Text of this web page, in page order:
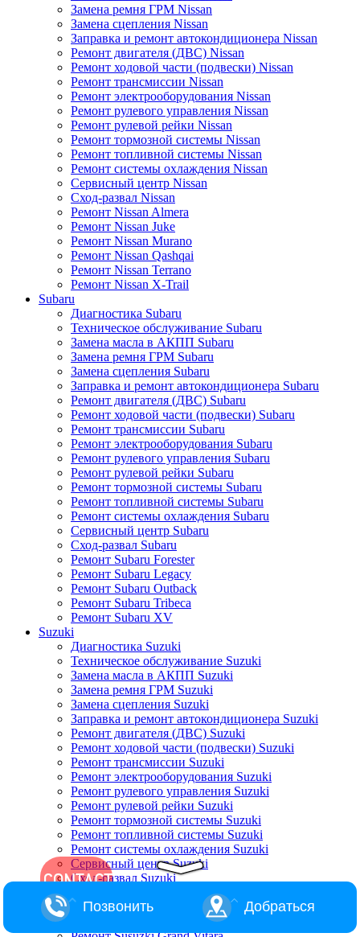
Замена ремня ГРМ Nissan
Замена сцепления Nissan
Заправка и ремонт автокондиционера Nissan
Ремонт двигателя (ДВС) Nissan
Ремонт ходовой части (подвески) Nissan
Ремонт трансмиссии Nissan
Ремонт электрооборудования Nissan
Ремонт рулевого управления Nissan
Ремонт рулевой рейки Nissan
Ремонт тормозной системы Nissan
Ремонт топливной системы Nissan
Ремонт системы охлаждения Nissan
Сервисный центр Nissan
Сход-развал Nissan
Ремонт Nissan Almera
Ремонт Nissan Juke
Ремонт Nissan Murano
Ремонт Nissan Qashqai
Ремонт Nissan Terrano
Ремонт Nissan X-Trail
Subaru
Диагностика Subaru
Техническое обслуживание Subaru
Замена масла в АКПП Subaru
Замена ремня ГРМ Subaru
Замена сцепления Subaru
Заправка и ремонт автокондиционера Subaru
Ремонт двигателя (ДВС) Subaru
Ремонт ходовой части (подвески) Subaru
Ремонт трансмиссии Subaru
Ремонт электрооборудования Subaru
Ремонт рулевого управления Subaru
Ремонт рулевой рейки Subaru
Ремонт тормозной системы Subaru
Ремонт топливной системы Subaru
Ремонт системы охлаждения Subaru
Сервисный центр Subaru
Сход-развал Subaru
Ремонт Subaru Forester
Ремонт Subaru Legacy
Ремонт Subaru Outback
Ремонт Subaru Tribeca
Ремонт Subaru XV
Suzuki
Диагностика Suzuki
Техническое обслуживание Suzuki
Замена масла в АКПП Suzuki
Замена ремня ГРМ Suzuki
Замена сцепления Suzuki
Заправка и ремонт автокондиционера Suzuki
Ремонт двигателя (ДВС) Suzuki
Ремонт ходовой части (подвески) Suzuki
Ремонт трансмиссии Suzuki
Ремонт электрооборудования Suzuki
Ремонт рулевого управления Suzuki
Ремонт рулевой рейки Suzuki
Ремонт тормозной системы Suzuki
Ремонт топливной системы Suzuki
Ремонт системы охлаждения Suzuki
Сервисный центр Suzuki
Сход-развал Suzuki
Ремонт Suzuki Baleno
Позвонить Добраться